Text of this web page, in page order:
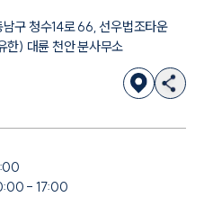
구 청수14로 66, 선우법조타운
) 대륜 천안 분사무소
- 17:00